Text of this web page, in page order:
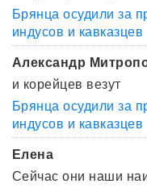
Брянца осудили за
индусов и кавказцев
Александр
и корейцев везут
Брянца осудили за
индусов и кавказцев
Елена
Сейчас они наши